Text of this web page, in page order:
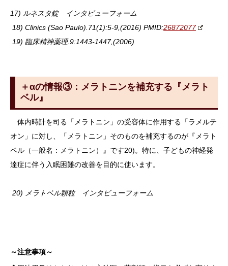
17) ルネスタ錠 インタビューフォーム
18) Clinics (Sao Paulo).71(1):5-9,(2016) PMID:26872077
19) 臨床精神薬理.9:1443-1447,(2006)
＋αの情報③：メラトニンを補充する『メラト
ベル』
体内時計を司る「メラトニン」の受容体に作用する「ラメルテ
オン」に対し、「メラトニン」そのものを補充するのが『メラト
ベル（一般名：メラトニン）』です20)。特に、子どもの神経発
達症に伴う入眠困難の改善を目的に使います。
20) メラトベル顆粒 インタビューフォーム
～注意事項～